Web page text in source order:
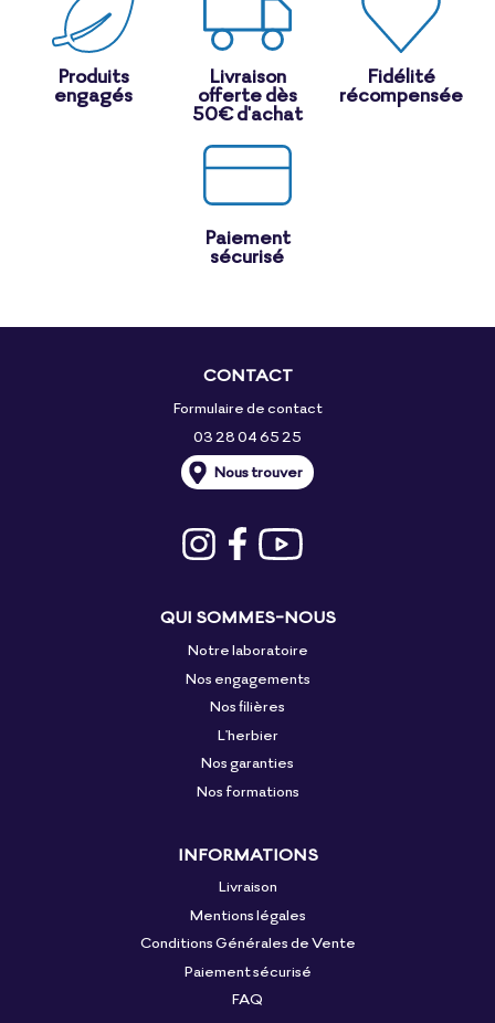
Produits
engagés
Livraison
offerte dès
50€ d'achat
Fidélité
récompensée
Paiement
sécurisé
CONTACT
Formulaire de contact
03 28 04 65 25
Nous trouver
QUI SOMMES-NOUS
Notre laboratoire
Nos engagements
Nos filières
L'herbier
Nos garanties
Nos formations
INFORMATIONS
Livraison
Mentions légales
Conditions Générales de Vente
Paiement sécurisé
FAQ